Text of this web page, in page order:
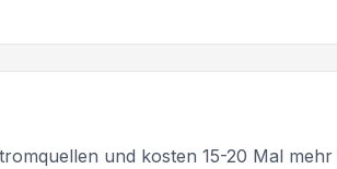
und kosten 15-20 Mal mehr